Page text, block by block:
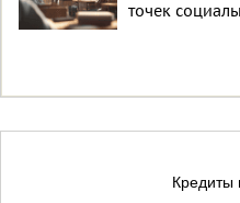
точек
Кредиты